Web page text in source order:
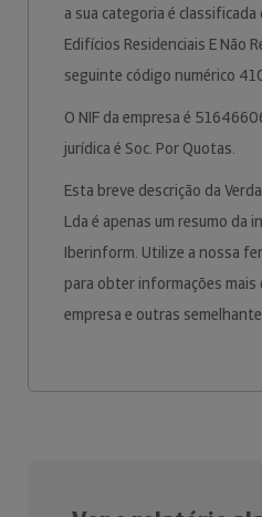
a sua categoria é
Edifícios Residenciais E Não
seguinte código numérico
O NIF da empresa é
jurídica é Soc. Por Quotas.
Esta breve descrição da
Lda é apenas um resumo da
Iberinform. Utilize a nossa
para obter informações
empresa e outras